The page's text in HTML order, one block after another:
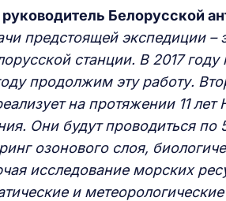
Белорусской
предстоящей экспедиции –
станции. В 2017
продолжим эту работу.
на протяжении 11
Они будут проводиться
озонового слоя,
исследование морских
и